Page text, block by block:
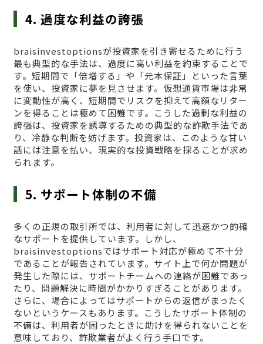
4. 過度な利益の誇張
braisinvestoptionsが投資家を引き寄せるために行う
最も典型的な手法は、過度に高い利益を約束することで
す。短期間で「倍増する」や「元本保証」といった言葉
を使い、投資家に夢を見させます。仮想通貨市場は非常
に変動性が高く、短期間でリスクを抑えて高額なリター
ンを得ることは極めて困難です。こうした過剰な利益の
誇張は、投資家を誘導するための典型的な詐欺手法であ
り、冷静な判断を妨げます。投資家は、このような甘い
話には注意を払い、現実的な投資戦略を採ることが求め
られます。
5. サポート体制の不備
多くの正規の取引所では、利用者に対して迅速かつ的確
なサポートを提供しています。しかし、
braisinvestoptionsではサポート対応が極めて不十分
であることが報告されています。サイト上で何か問題が
発生した際には、サポートチームへの連絡が困難であっ
たり、問題解決に時間がかかりすぎることがあります。
さらに、場合によってはサポートからの返信がまったく
ないというケースもあります。こうしたサポート体制の
不備は、利用者が困ったときに助けを得られないことを
意味しており、詐欺業者がよく行う手口です。